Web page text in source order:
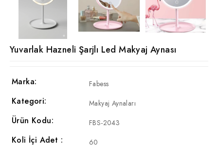
Yuvarlak Hazneli Şarjlı Led Makyaj Aynası
Marka: Fabess
Kategori: Makyaj Aynaları
Ürün Kodu: FBS-2043
Koli İçi Adet : 60